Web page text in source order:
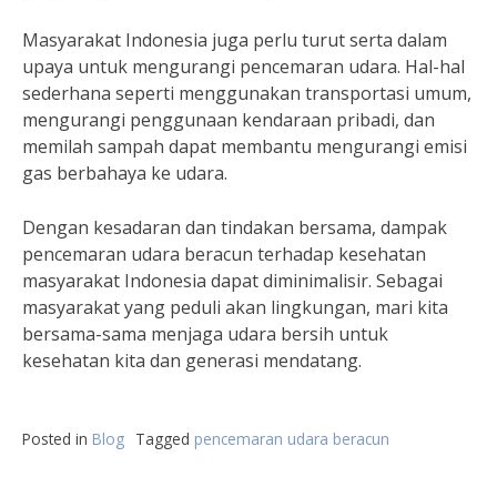
Masyarakat Indonesia juga perlu turut serta dalam
upaya untuk mengurangi pencemaran udara. Hal-hal
sederhana seperti menggunakan transportasi umum,
mengurangi penggunaan kendaraan pribadi, dan
memilah sampah dapat membantu mengurangi emisi
gas berbahaya ke udara.
Dengan kesadaran dan tindakan bersama, dampak
pencemaran udara beracun terhadap kesehatan
masyarakat Indonesia dapat diminimalisir. Sebagai
masyarakat yang peduli akan lingkungan, mari kita
bersama-sama menjaga udara bersih untuk
kesehatan kita dan generasi mendatang.
Posted in Blog Tagged pencemaran udara beracun